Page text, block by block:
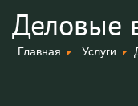
Деловые
Главная Услуги